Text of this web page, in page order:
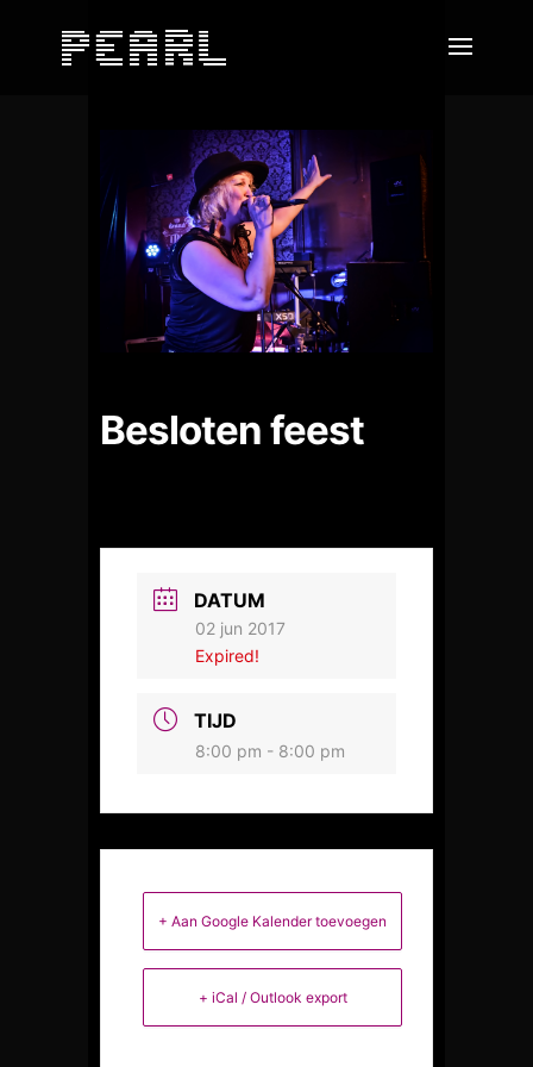
Besloten feest
DATUM
02 jun 2017
Expired!
TIJD
8:00 pm - 8:00 pm
+ Aan Google Kalender toevoegen
+ iCal / Outlook export